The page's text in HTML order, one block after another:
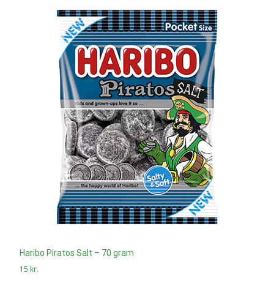
Haribo Piratos Salt – 70 gram
15 kr.